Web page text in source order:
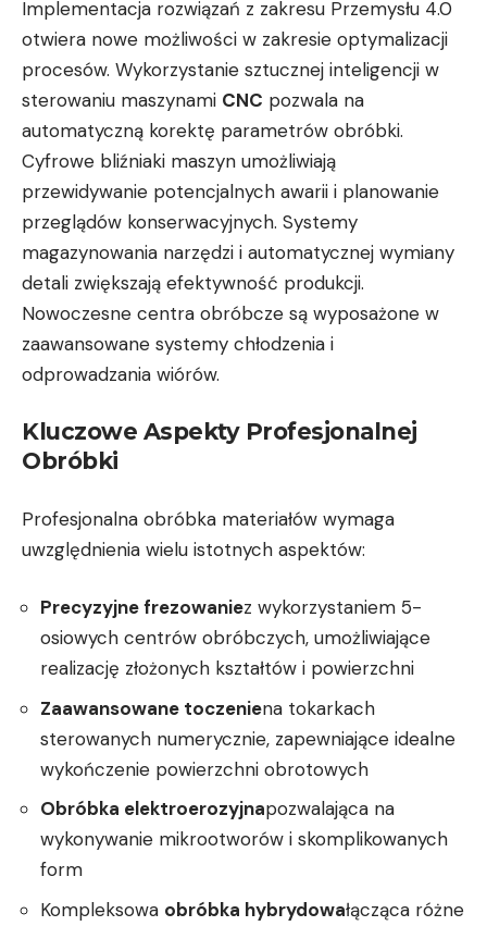
Implementacja rozwiązań z zakresu Przemysłu 4.0
otwiera nowe możliwości w zakresie optymalizacji
procesów. Wykorzystanie sztucznej inteligencji w
sterowaniu maszynami CNC pozwala na
automatyczną korektę parametrów obróbki.
Cyfrowe bliźniaki maszyn umożliwiają
przewidywanie potencjalnych awarii i planowanie
przeglądów konserwacyjnych. Systemy
magazynowania narzędzi i automatycznej wymiany
detali zwiększają efektywność produkcji.
Nowoczesne centra obróbcze są wyposażone w
zaawansowane systemy chłodzenia i
odprowadzania wiórów.
Kluczowe Aspekty Profesjonalnej
Obróbki
Profesjonalna obróbka materiałów wymaga
uwzględnienia wielu istotnych aspektów:
Precyzyjne frezowaniez wykorzystaniem 5-
osiowych centrów obróbczych, umożliwiające
realizację złożonych kształtów i powierzchni
Zaawansowane toczeniena tokarkach
sterowanych numerycznie, zapewniające idealne
wykończenie powierzchni obrotowych
Obróbka elektroerozyjnapozwalająca na
wykonywanie mikrootworów i skomplikowanych
form
Kompleksowa obróbka hybrydowałącząca różne